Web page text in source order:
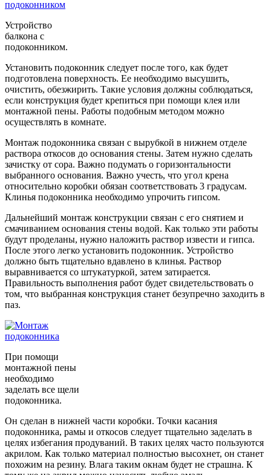
Устройство
балкона с
подоконником.
Установить подоконник следует после того, как будет
подготовлена поверхность. Ее необходимо высушить,
очистить, обезжирить. Такие условия должны соблюдаться,
если конструкция будет крепиться при помощи клея или
монтажной пены. Работы подобным методом можно
осуществлять в комнате.
Монтаж подоконника связан с вырубкой в нижнем отделе
раствора откосов до основания стены. Затем нужно сделать
зачистку от сора. Важно подумать о горизонтальности
выбранного основания. Важно учесть, что угол крена
относительно коробки обязан соответствовать 3 градусам.
Клинья подоконника необходимо упрочить гипсом.
Дальнейший монтаж конструкции связан с его снятием и
смачиванием основания стены водой. Как только эти работы
будут проделаны, нужно наложить раствор извести и гипса.
После этого легко установить подоконник. Устройство
должно быть тщательно вдавлено в клинья. Раствор
выравнивается со штукатуркой, затем затирается.
Правильность выполнения работ будет свидетельствовать о
том, что выбранная конструкция станет безупречно заходить в
паз.
При помощи
монтажной пены
необходимо
заделать все щели
подоконника.
Он сделан в нижней части коробки. Точки касания
подоконника, рамы и откосов следует тщательно заделать в
целях избегания продуваний. В таких целях часто пользуются
акрилом. Как только материал полностью высохнет, он станет
похожим на резину. Влага таким окнам будет не страшна. К